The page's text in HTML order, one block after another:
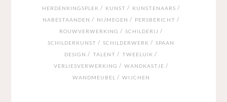
HERDENKINGSPLEK / KUNST / KUNSTENAARS /
NABESTAANDEN / NIJMEGEN / PERSBERICHT /
ROUWVERWERKING / SCHILDERIJ /
SCHILDERKUNST / SCHILDERWERK / SPAAN
DESIGN / TALENT / TWEELUIK /
VERLIESVERWERKING / WANDKASTJE /
WANDMEUBEL / WIJCHEN